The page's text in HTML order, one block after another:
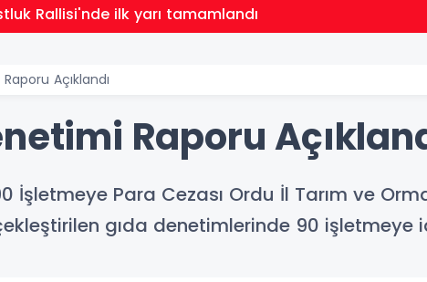
Rallisi'nde ilk yarı tamamlandı
Açıklandı
Raporu
İşletmeye Para Cezası Ordu İl Tarım ve
gıda denetimlerinde 90 işletmeye